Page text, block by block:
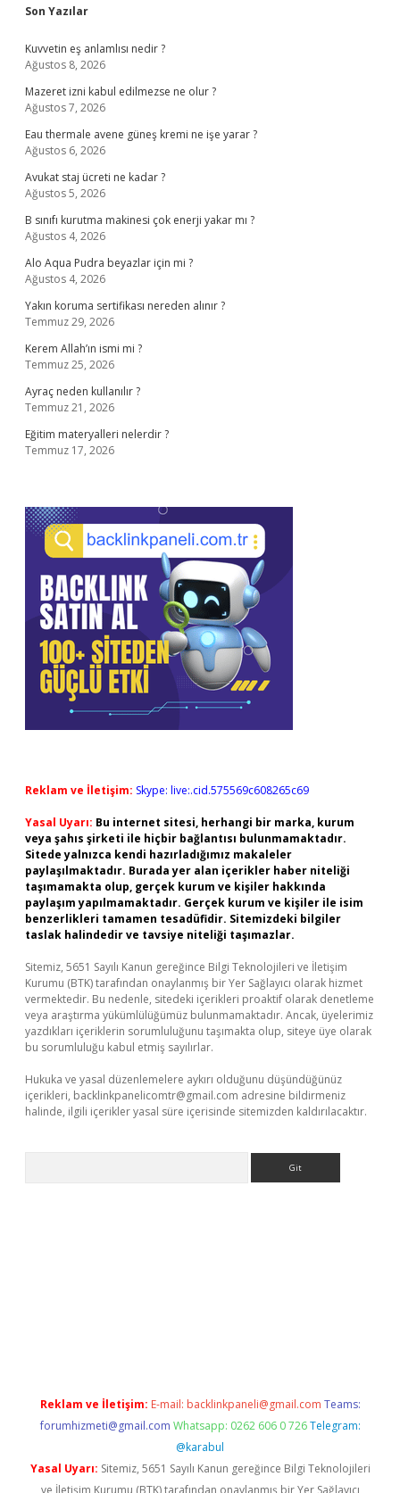
Sidebar
Son Yazılar
Kuvvetin eş anlamlısı nedir ?
Ağustos 8, 2026
Mazeret izni kabul edilmezse ne olur ?
Ağustos 7, 2026
Eau thermale avene güneş kremi ne işe yarar ?
Ağustos 6, 2026
Avukat staj ücreti ne kadar ?
Ağustos 5, 2026
B sınıfı kurutma makinesi çok enerji yakar mı ?
Ağustos 4, 2026
Alo Aqua Pudra beyazlar için mi ?
Ağustos 4, 2026
Yakın koruma sertifikası nereden alınır ?
Temmuz 29, 2026
Kerem Allah’ın ismi mi ?
Temmuz 25, 2026
Ayraç neden kullanılır ?
Temmuz 21, 2026
Eğitim materyalleri nelerdir ?
Temmuz 17, 2026
Reklam ve İletişim: Skype: live:.cid.575569c608265c69
Yasal Uyarı: Bu internet sitesi, herhangi bir marka, kurum
veya şahıs şirketi ile hiçbir bağlantısı bulunmamaktadır.
Sitede yalnızca kendi hazırladığımız makaleler
paylaşılmaktadır. Burada yer alan içerikler haber niteliği
taşımamakta olup, gerçek kurum ve kişiler hakkında
paylaşım yapılmamaktadır. Gerçek kurum ve kişiler ile isim
benzerlikleri tamamen tesadüfidir. Sitemizdeki bilgiler
taslak halindedir ve tavsiye niteliği taşımazlar.
Sitemiz, 5651 Sayılı Kanun gereğince Bilgi Teknolojileri ve İletişim
Kurumu (BTK) tarafından onaylanmış bir Yer Sağlayıcı olarak hizmet
vermektedir. Bu nedenle, sitedeki içerikleri proaktif olarak denetleme
veya araştırma yükümlülüğümüz bulunmamaktadır. Ancak, üyelerimiz
yazdıkları içeriklerin sorumluluğunu taşımakta olup, siteye üye olarak
bu sorumluluğu kabul etmiş sayılırlar.
Hukuka ve yasal düzenlemelere aykırı olduğunu düşündüğünüz
içerikleri, backlinkpanelicomtr@gmail.com adresine bildirmeniz
halinde, ilgili içerikler yasal süre içerisinde sitemizden kaldırılacaktır.
Reklam ve İletişim: E-mail: backlinkpaneli@gmail.com Teams:
forumhizmeti@gmail.com Whatsapp: 0262 606 0 726 Telegram:
@karabul
Yasal Uyarı: Sitemiz, 5651 Sayılı Kanun gereğince Bilgi Teknolojileri
ve İletişim Kurumu (BTK) tarafından onaylanmış bir Yer Sağlayıcı